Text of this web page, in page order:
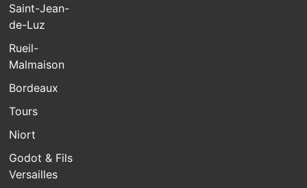
Saint-Jean-
de-Luz
Rueil-
Malmaison
Bordeaux
Tours
Niort
Godot & Fils
Versailles